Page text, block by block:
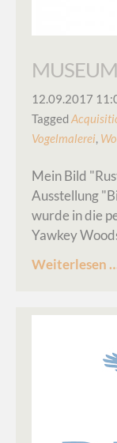
12.09.2017
Tagged
Vogelmalerei,
Mein Bild
Ausstellung
wurde in die
Yawkey
Weiterlesen